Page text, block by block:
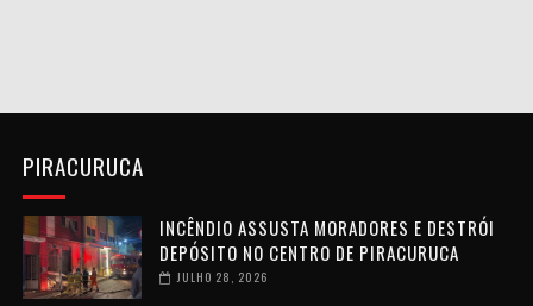
PIRACURUCA
INCÊNDIO ASSUSTA MORADORES E DESTRÓI
DEPÓSITO NO CENTRO DE PIRACURUCA
JULHO 28, 2026